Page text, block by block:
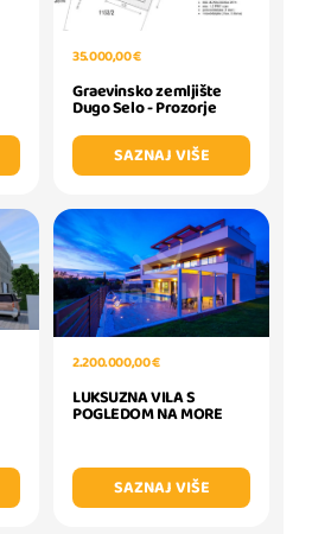
35.000,00 €
Graevinsko zemljište
Dugo Selo - Prozorje
SAZNAJ VIŠE
2.200.000,00 €
LUKSUZNA VILA S
POGLEDOM NA MORE
SAZNAJ VIŠE